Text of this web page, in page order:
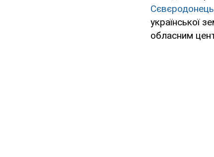
української
обласним